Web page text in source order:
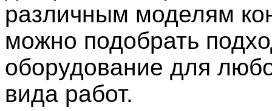
различным моделям
можно подобрать
оборудование для
вида работ.